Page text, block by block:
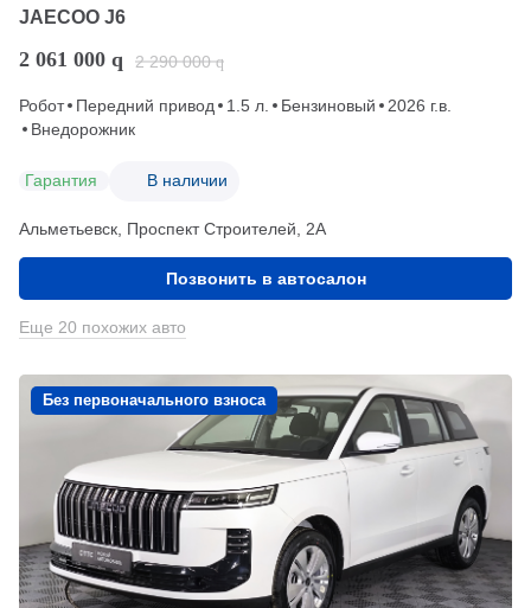
JAECOO J6
2 061 000 q 2 290 000 q
Робот Передний привод 1.5 л. Бензиновый
2026 г.в.
Внедорожник
Гарантия В наличии
Альметьевск, Проспект Строителей, 2А
Позвонить в автосалон
Еще 20 похожих авто
Без первоначального взноса